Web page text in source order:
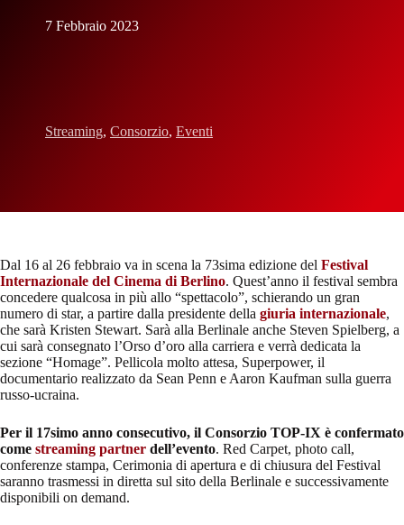
7 Febbraio 2023
Streaming, Consorzio, Eventi
Dal 16 al 26 febbraio va in scena la 73sima edizione del Festival
Internazionale del Cinema di Berlino. Quest’anno il festival sembra
concedere qualcosa in più allo “spettacolo”, schierando un gran
numero di star, a partire dalla presidente della giuria internazionale,
che sarà Kristen Stewart. Sarà alla Berlinale anche Steven Spielberg, a
cui sarà consegnato l’Orso d’oro alla carriera e verrà dedicata la
sezione “Homage”. Pellicola molto attesa, Superpower, il
documentario realizzato da Sean Penn e Aaron Kaufman sulla guerra
russo-ucraina.
Per il 17simo anno consecutivo, il Consorzio TOP-IX è confermato
come streaming partner dell’evento. Red Carpet, photo call,
conferenze stampa, Cerimonia di apertura e di chiusura del Festival
saranno trasmessi in diretta sul sito della Berlinale e successivamente
disponibili on demand.